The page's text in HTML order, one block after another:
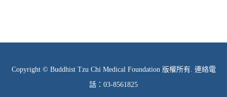
Copyright © Buddhist Tzu Chi Medical Foundation 版權所有. 連絡電
話：03-8561825